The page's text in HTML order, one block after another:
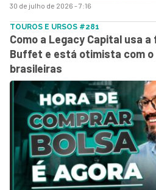
30 de julho de 2026 - 7:16
TOUROS E URSOS #281
Como a Legacy Capital usa
Buffet e está otimista com o
brasileiras